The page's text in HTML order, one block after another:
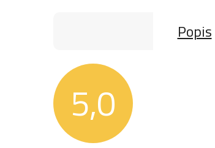
Popis
5,0